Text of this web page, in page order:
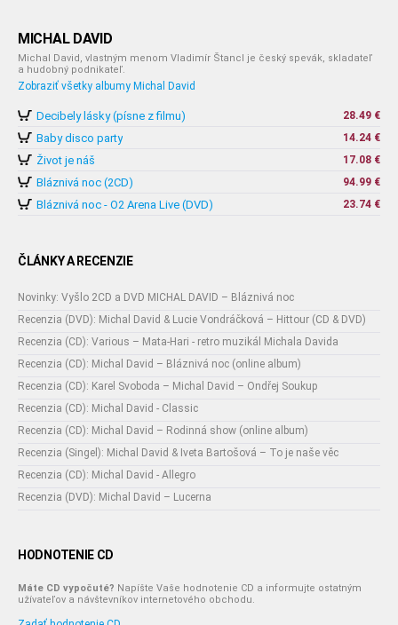
MICHAL DAVID
Michal David, vlastným menom Vladimír Štancl je český spevák, skladateľ
a hudobný podnikateľ.
Zobraziť všetky albumy Michal David
Decibely lásky (písne z filmu) 28.49 €
Baby disco party 14.24 €
Život je náš 17.08 €
Bláznivá noc (2CD) 94.99 €
Bláznivá noc - O2 Arena Live (DVD) 23.74 €
ČLÁNKY A RECENZIE
Novinky: Vyšlo 2CD a DVD MICHAL DAVID – Bláznivá noc
Recenzia (DVD): Michal David & Lucie Vondráčková – Hittour (CD & DVD)
Recenzia (CD): Various – Mata-Hari - retro muzikál Michala Davida
Recenzia (CD): Michal David – Bláznivá noc (online album)
Recenzia (CD): Karel Svoboda – Michal David – Ondřej Soukup
Recenzia (CD): Michal David - Classic
Recenzia (CD): Michal David – Rodinná show (online album)
Recenzia (Singel): Michal David & Iveta Bartošová – To je naše věc
Recenzia (CD): Michal David - Allegro
Recenzia (DVD): Michal David – Lucerna
HODNOTENIE CD
Máte CD vypočuté? Napíšte Vaše hodnotenie CD a informujte ostatným
užívateľov a návštevníkov internetového obchodu.